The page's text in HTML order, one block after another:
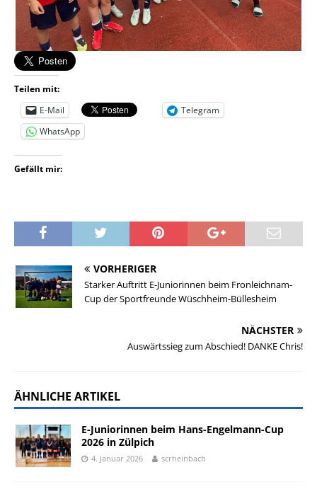
Teilen mit:
E-Mail
Telegram
WhatsApp
Gefällt mir:
VORHERIGER
Starker Auftritt E-Juniorinnen beim Fronleichnam-
Cup der Sportfreunde Wüschheim-Büllesheim
NÄCHSTER
Auswärtssieg zum Abschied! DANKE Chris!
ÄHNLICHE ARTIKEL
E-Juniorinnen beim Hans-Engelmann-Cup
2026 in Zülpich
4. Januar 2026 scrheinbach